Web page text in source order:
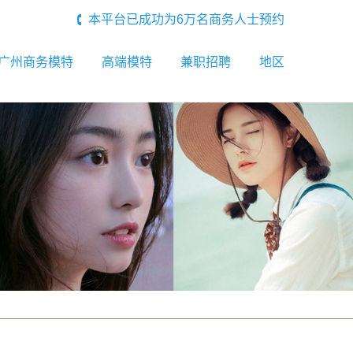
本平台已成功为6万名商务人士预约
州商务模特 高端模特 兼职招聘 地区